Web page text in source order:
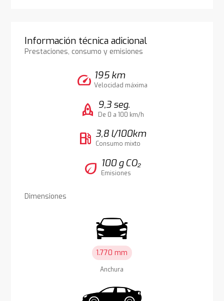
Información técnica adicional
Prestaciones, consumo y emisiones
speed 195 km
Velocidad máxima
rocket 9,3 seg.
De 0 a 100 km/h
local_gas_station 3,8 l/100km
Consumo mixto
eco 100 g CO₂
Emisiones
Dimensiones
1.770 mm
Anchura